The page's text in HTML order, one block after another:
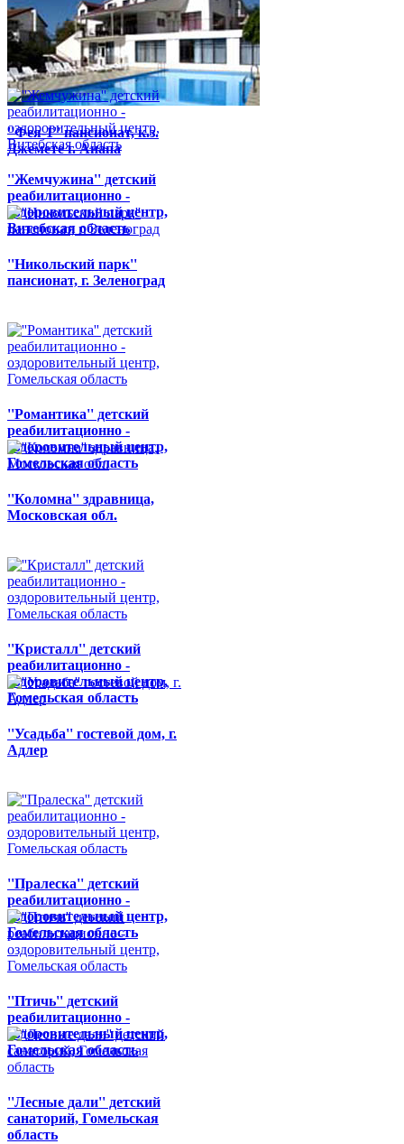
''Качье'' детский
реабилитационно -
оздоровительный центр,
Гомельская область
''Фея-1'' пансионат, к.з.
Джемете г. Анапа
''Жемчужина'' детский
реабилитационно -
оздоровительный центр,
Витебская область
''Никольский парк''
пансионат, г. Зеленоград
''Романтика'' детский
реабилитационно -
оздоровительный центр,
Гомельская область
''Коломна'' здравница,
Московская обл.
''Кристалл'' детский
реабилитационно -
оздоровительный центр,
Гомельская область
''Усадьба'' гостевой дом, г.
Адлер
''Пралеска'' детский
реабилитационно -
оздоровительный центр,
Гомельская область
''Птичь'' детский
реабилитационно -
оздоровительный центр,
Гомельская область
''Лесные дали'' детский
санаторий, Гомельская
область